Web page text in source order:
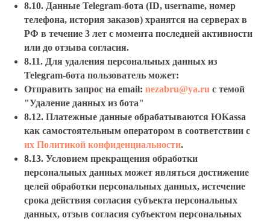
8.10. Данные Telegram-бота (ID, username, номер
телефона, история заказов) хранятся на серверах в
РФ в течение 3 лет с момента последней активности
или до отзыва согласия.
8.11. Для удаления персональных данных из
Telegram-бота пользователь может:
Отправить запрос на email: nezabru@ya.ru с темой
"Удаление данных из бота"
8.12. Платежные данные обрабатываются ЮKassa
как самостоятельным оператором в соответствии с
их Политикой конфиденциальности.
8.13. Условием прекращения обработки
персональных данных может являться достижение
целей обработки персональных данных, истечение
срока действия согласия субъекта персональных
данных, отзыв согласия субъектом персональных